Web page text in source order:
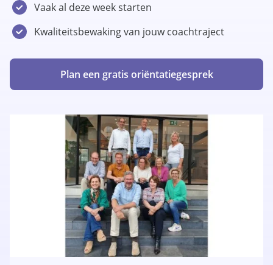
Vaak al deze week starten
Kwaliteitsbewaking van jouw coachtraject
Plan een gratis oriëntatiegesprek